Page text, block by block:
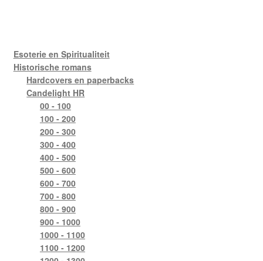
Esoterie en Spiritualiteit
Historische romans
Hardcovers en paperbacks
Candelight HR
00 - 100
100 - 200
200 - 300
300 - 400
400 - 500
500 - 600
600 - 700
700 - 800
800 - 900
900 - 1000
1000 - 1100
1100 - 1200